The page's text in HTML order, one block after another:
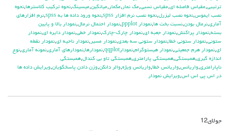
ترتيبي,مقياس فاصله اي,مقياس نسبي,مك نمار ,مكمار ,ميانگين,ميسينگ,نحوه تركيب كلاسترها,نحوه
نصب ايموس,نحوه نصب ليزرل,نحوه نصب نرم افزار spss ,نحوه ورود داده ها به spss ,نرم افزارهاي
آماري,نرمال بودن,نسبت بخت ها,نمودار ppplot ,نمودار احتمال نرمال,نمودار بالا و پايين
بسته,نمودار پراكنش,نمودار جعبه اي,نمودار چارك-چارك,نمودار خطي,نمودار دايره اي,نمودار
ستوني,نمودار ستوني خطا,نمودار ستوني سه بعدي,نمودار مسير ,نمودار ناحيه اي,نمودار نقطه
اي,نمودار هرم جمعيتي,نمودار هيستوگرام,نمودارqqplot ,نمودارها,نمودارهاي آماري,نمونه آماري,نوع
اندازه گيري,همبستگي,همبستگي پارامتري,همبستگي تاو بي کندال,همبستگي
ناپارامتري,واريانس,واريانس خطا,واريانس ويژه,والر دانكن,وزن دادن پاسخگويان,ويرايش داده ها
در اس پي اس اس,ويرايش نمودار
جولای12